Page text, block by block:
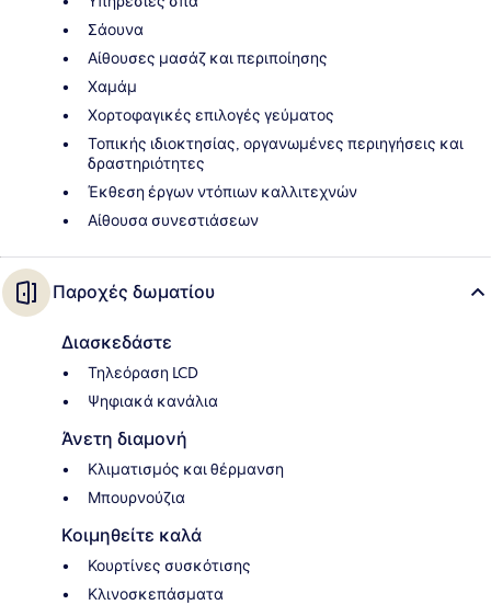
Σάουνα
Αίθουσες μασάζ και περιποίησης
Χαμάμ
Χορτοφαγικές επιλογές γεύματος
Τοπικής ιδιοκτησίας, οργανωμένες περιηγήσεις και
δραστηριότητες
Έκθεση έργων ντόπιων καλλιτεχνών
Αίθουσα συνεστιάσεων
Παροχές δωματίου
Διασκεδάστε
Τηλεόραση LCD
Ψηφιακά κανάλια
Άνετη διαμονή
Κλιματισμός και θέρμανση
Μπουρνούζια
Κοιμηθείτε καλά
Κουρτίνες συσκότισης
Κλινοσκεπάσματα